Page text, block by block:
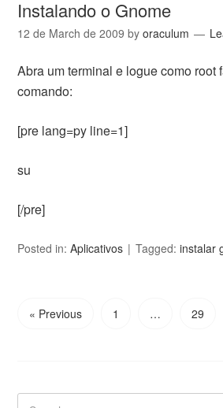
Instalando o Gnome
12 de March de 2009 byoraculum
Abra um terminal e logue como root
comando:
[pre lang=py line=1]
su
[/pre]
Posted in:Aplicativos Tagged:instalar
« Previous 1 … 29